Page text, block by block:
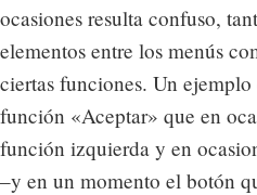
ocasiones resulta confuso,
elementos entre los menús
ciertas funciones. Un
función «Aceptar» que en
función izquierda y en
–y en un momento el botón